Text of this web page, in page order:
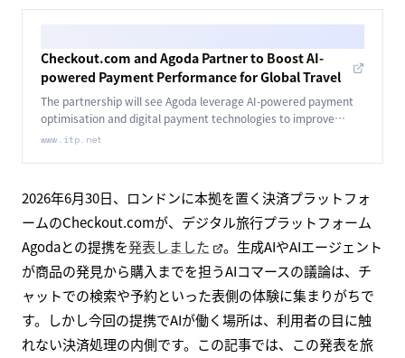
Checkout.com and Agoda Partner to Boost AI-
powered Payment Performance for Global Travel
The partnership will see Agoda leverage AI-powered payment
optimisation and digital payment technologies to improve
transaction performance and reduce friction across its global
www.itp.net
2026年6月30日、ロンドンに本拠を置く決済プラットフォ
ームのCheckout.comが、デジタル旅行プラットフォーム
Agodaとの提携を発表しました
。生成AIやAIエージェント
が商品の発見から購入までを担うAIコマースの議論は、チ
ャットでの検索や予約といった表側の体験に集まりがちで
す。しかし今回の提携でAIが働く場所は、利用者の目に触
れない決済処理の内側です。この記事では、この発表を旅